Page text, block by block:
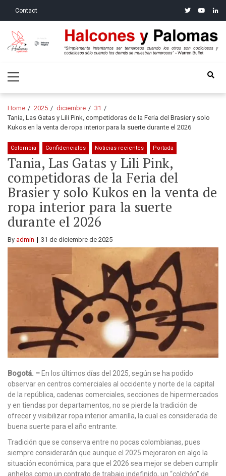
Contact twitteryoutube
Halcones y Palomas
Menu
Home 2025 diciembre
31
Tania, Las Gatas y Lili Pink, competidoras de la Feria del Brasier y solo
Kukos en la venta de ropa interior para la suerte durante el 2026
Colombia Confidenciales Noticias recientes Portada
Tania, Las Gatas y Lili Pink,
competidoras de la Feria del
Brasier y solo Kukos en la venta de
ropa interior para la suerte
durante el 2026
By admin 31 de diciembre de 2025
Bogotá. – En los últimos días del 2025, según se ha podido
observar en centros comerciales al occidente y norte de la capital
de la república, cadenas comerciales, secciones de hipermercados
y en tiendas por departamentos, no se pierde la tradición de
ofrecer y visibilizar ropa interior amarilla, la cual es considerada de
buena suerte para el año entrante.
Tradición que se conserva entre no pocas colombianas, pues
siempre considerarán que aunque el 2025 mejoraron en algo la
situación económica, para que el 2026 sea mejor se deben cumplir
anhelos como un contrato de trabajo indefinido, un “colchón” de